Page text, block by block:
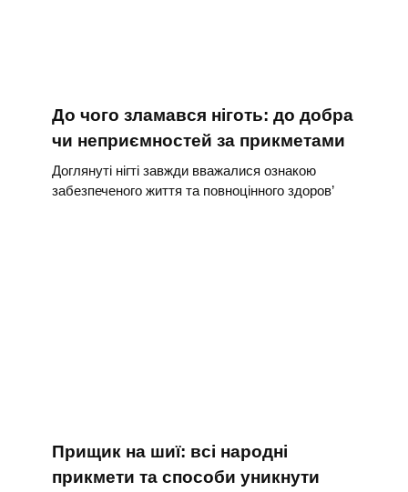
До чого зламався ніготь: до добра
чи неприємностей за прикметами
Доглянуті нігті завжди вважалися ознакою
забезпеченого життя та повноцінного здоров’
Прищик на шиї: всі народні
прикмети та способи уникнути